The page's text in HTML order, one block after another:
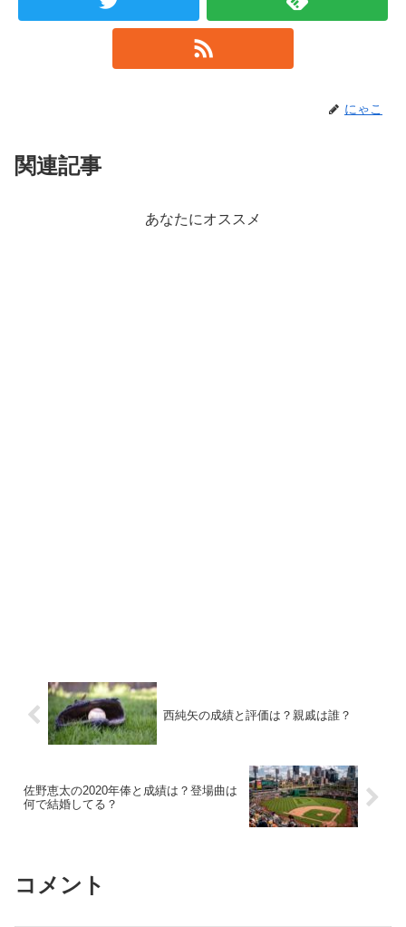
にゃこ
関連記事
あなたにオススメ
西純矢の成績と評価は？親戚は誰？
佐野恵太の2020年俸と成績は？登場曲は
何で結婚してる？
コメント